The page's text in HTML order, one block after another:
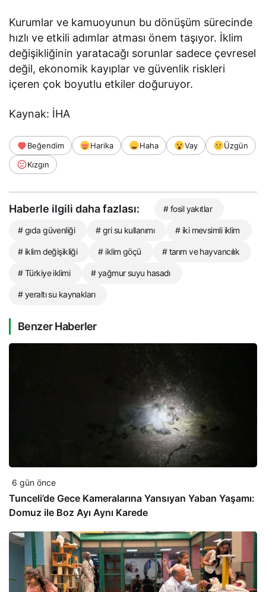
Kurumlar ve kamuoyunun bu dönüşüm sürecinde
hızlı ve etkili adımlar atması önem taşıyor. İklim
değişikliğinin yaratacağı sorunlar sadece çevresel
değil, ekonomik kayıplar ve güvenlik riskleri
içeren çok boyutlu etkiler doğuruyor.
Kaynak: İHA
Beğendim Harika Haha Vay
Üzgün
Kızgın
Haberle ilgili daha fazlası: # fosil yakıtlar
# gıda güvenliği # gri su kullanımı # iki mevsimli iklim
# iklim değişikliği # iklim göçü # tarım ve hayvancılık
# Türkiye iklimi # yağmur suyu hasadı
# yeraltı su kaynakları
Benzer Haberler
6 gün önce
Tunceli’de Gece Kameralarına Yansıyan Yaban Yaşamı:
Domuz ile Boz Ayı Aynı Karede